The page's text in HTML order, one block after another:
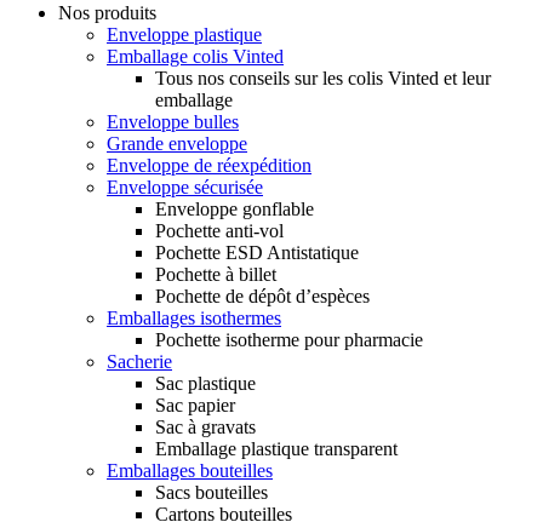
Nos produits
Enveloppe plastique
Emballage colis Vinted
Tous nos conseils sur les colis Vinted et leur
emballage
Enveloppe bulles
Grande enveloppe
Enveloppe de réexpédition
Enveloppe sécurisée
Enveloppe gonflable
Pochette anti-vol
Pochette ESD Antistatique
Pochette à billet
Pochette de dépôt d’espèces
Emballages isothermes
Pochette isotherme pour pharmacie
Sacherie
Sac plastique
Sac papier
Sac à gravats
Emballage plastique transparent
Emballages bouteilles
Sacs bouteilles
Cartons bouteilles